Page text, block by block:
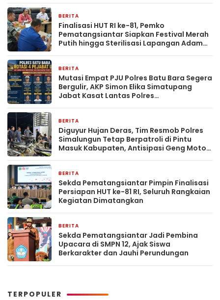
BERITA
Finalisasi HUT RI ke-81, Pemko
Pematangsiantar Siapkan Festival Merah
Putih hingga Sterilisasi Lapangan Adam
BERITA
Mutasi Empat PJU Polres Batu Bara Segera
Bergulir, AKP Simon Elika Simatupang
Jabat Kasat Lantas Polres
BERITA
Diguyur Hujan Deras, Tim Resmob Polres
Simalungun Tetap Berpatroli di Pintu
Masuk Kabupaten, Antisipasi Geng Motor
BERITA
Sekda Pematangsiantar Pimpin Finalisasi
Persiapan HUT ke-81 RI, Seluruh Rangkaian
Kegiatan Dimatangkan
BERITA
Sekda Pematangsiantar Jadi Pembina
Upacara di SMPN 12, Ajak Siswa
Berkarakter dan Jauhi Perundungan
TERPOPULER